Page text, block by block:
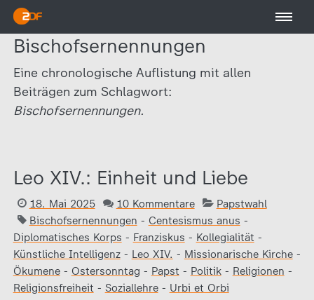
Bischofsernennungen
Eine chronologische Auflistung mit allen
Beiträgen zum Schlagwort:
Bischofsernennungen.
Leo XIV.: Einheit und Liebe
18. Mai 2025 10 Kommentare
Papstwahl
Bischofsernennungen - Centesismus anus -
Diplomatisches Korps - Franziskus - Kollegialität -
Künstliche Intelligenz- Leo XIV. - Missionarische Kirche-
Ökumene- Ostersonntag - Papst - Politik- Religionen -
Religionsfreiheit - Soziallehre- Urbi et Orbi